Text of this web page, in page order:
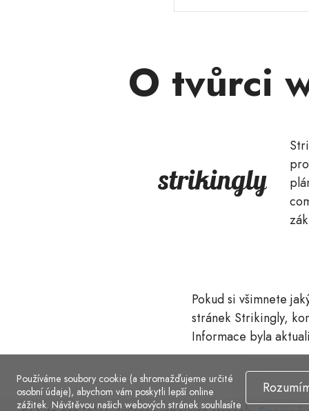
O tvůrci
Pokud si všimnete
stránek Strikingly,
Informace byla
Používáme soubory cookie (a shromažďujeme určité
osobní údaje), abychom vám poskytli lepší online
zážitek. Návštěvou našich webových stránek souhlasíte